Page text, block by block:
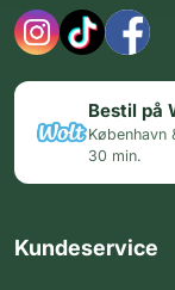
Bestil på
København
30 min.
Kundeservice